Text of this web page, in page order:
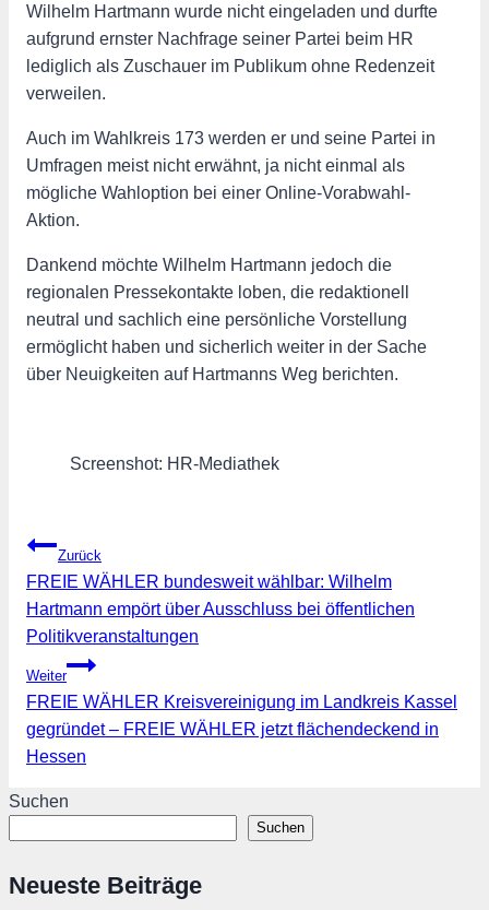
Wilhelm Hartmann wurde nicht eingeladen und durfte
aufgrund ernster Nachfrage seiner Partei beim HR
lediglich als Zuschauer im Publikum ohne Redenzeit
verweilen.
Auch im Wahlkreis 173 werden er und seine Partei in
Umfragen meist nicht erwähnt, ja nicht einmal als
mögliche Wahloption bei einer Online-Vorabwahl-
Aktion.
Dankend möchte Wilhelm Hartmann jedoch die
regionalen Pressekontakte loben, die redaktionell
neutral und sachlich eine persönliche Vorstellung
ermöglicht haben und sicherlich weiter in der Sache
über Neuigkeiten auf Hartmanns Weg berichten.
Screenshot: HR-Mediathek
Beitragsnavigation
Zurück
FREIE WÄHLER bundesweit wählbar: Wilhelm
Hartmann empört über Ausschluss bei öffentlichen
Politikveranstaltungen
Weiter
FREIE WÄHLER Kreisvereinigung im Landkreis Kassel
gegründet – FREIE WÄHLER jetzt flächendeckend in
Hessen
Suchen
Suchen
Neueste Beiträge